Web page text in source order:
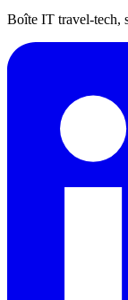
Boîte IT travel-tech,